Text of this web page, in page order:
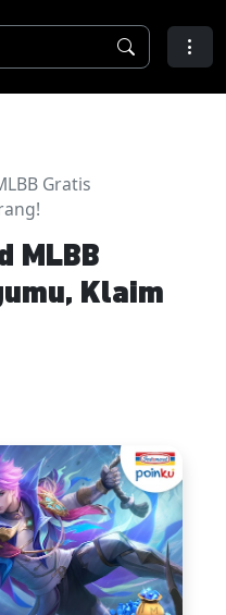
Gratis
MLBB
Klaim